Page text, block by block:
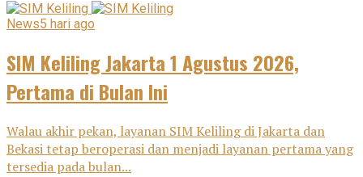
News5 hari ago
SIM Keliling Jakarta 1 Agustus 2026,
Pertama di Bulan Ini
Walau akhir pekan, layanan SIM Keliling di Jakarta dan
Bekasi tetap beroperasi dan menjadi layanan pertama yang
tersedia pada bulan...